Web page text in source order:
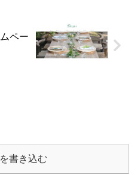
ペー
書き込む